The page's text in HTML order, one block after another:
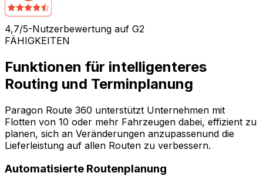
4,7/5-Nutzerbewertung auf G2
FÄHIGKEITEN
Funktionen für intelligenteres
Routing und Terminplanung
Paragon Route 360 unterstützt Unternehmen mit
Flotten von 10 oder mehr Fahrzeugen dabei, effizient zu
planen, sich an Veränderungen anzupassenund die
Lieferleistung auf allen Routen zu verbessern.
Automatisierte Routenplanung